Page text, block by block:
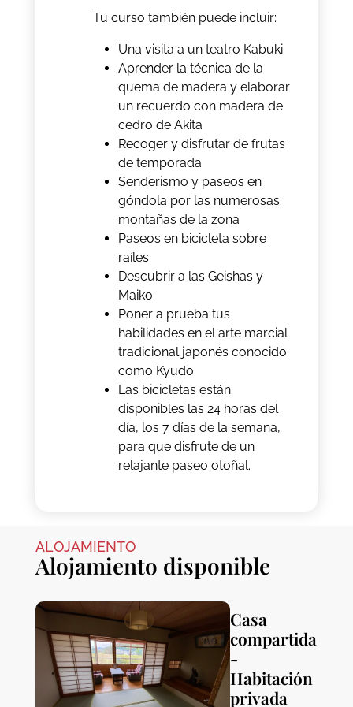
Tu curso también puede incluir:
Una visita a un teatro Kabuki
Aprender la técnica de la
quema de madera y elaborar
un recuerdo con madera de
cedro de Akita
Recoger y disfrutar de frutas
de temporada
Senderismo y paseos en
góndola por las numerosas
montañas de la zona
Paseos en bicicleta sobre
raíles
Descubrir a las Geishas y
Maiko
Poner a prueba tus
habilidades en el arte marcial
tradicional japonés conocido
como Kyudo
Las bicicletas están
disponibles las 24 horas del
día, los 7 días de la semana,
para que disfrute de un
relajante paseo otoñal.
ALOJAMIENTO
Alojamiento disponible
Casa
compartida
-
Habitación
privada